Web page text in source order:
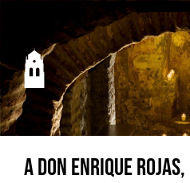
contenido
A Don Enrique